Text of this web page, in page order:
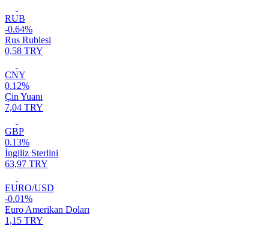
RUB
-0.64%
Rus Rublesi
0,58 TRY
CNY
0.12%
Çin Yuanı
7,04 TRY
GBP
0.13%
İngiliz Sterlini
63,97 TRY
EURO/USD
-0.01%
Euro Amerikan Doları
1,15 TRY